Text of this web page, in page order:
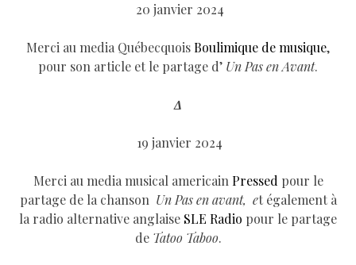
20 janvier 2024
Merci au media QuébecquoisBoulimique de musique,
pour son article et le partage d’ Un Pas en Avant.
Δ
19 janvier 2024
Merci au media musical americain Pressed pour le
partage de la chanson Un Pas en avant, et également à
la radio alternative anglaise SLE Radio pour le partage
de Tatoo Taboo.